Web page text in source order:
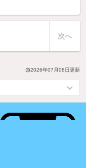
次へ
2026年07月08日 更新